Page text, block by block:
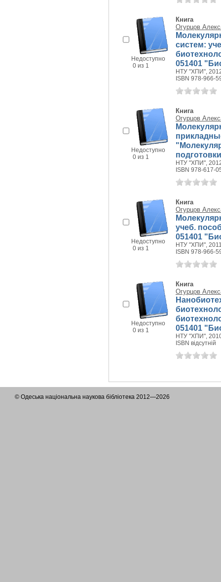
Недоступно
0 из 1
Книга
Огурцов
систем:
051401
НТУ "ХПИ",
ISBN 978-966-
Недоступно
0 из 1
Книга
Огурцов
НТУ "ХПИ",
ISBN 978-617-
Недоступно
0 из 1
Книга
Огурцов
учеб.
051401
НТУ "ХПИ", 2011
ISBN 978-966-
Недоступно
0 из 1
Книга
Огурцов
051401
НТУ "ХПИ",
ISBN відсутній
© Одеська національна наукова бібліотека 2012—2026